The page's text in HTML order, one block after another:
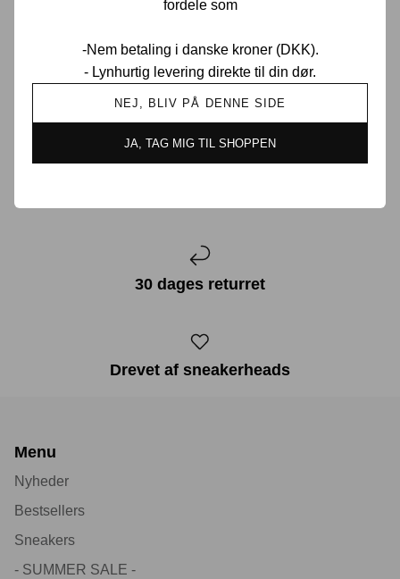
fordele som
-Nem betaling i danske kroner (DKK).
- Lynhurtig levering direkte til din dør.
NEJ, BLIV PÅ DENNE SIDE
JA, TAG MIG TIL SHOPPEN
LÆS MERE
30 dages returret
Drevet af sneakerheads
Menu
Nyheder
Bestsellers
Sneakers
- SUMMER SALE -